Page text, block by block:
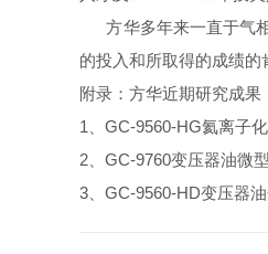
方华多年来一直于气
的投入和所取得的成绩的
附录：方华近期研究成果
1、GC-9560-HG氦离子
2、GC-9760变压器油微
3、GC-9560-HD变压器